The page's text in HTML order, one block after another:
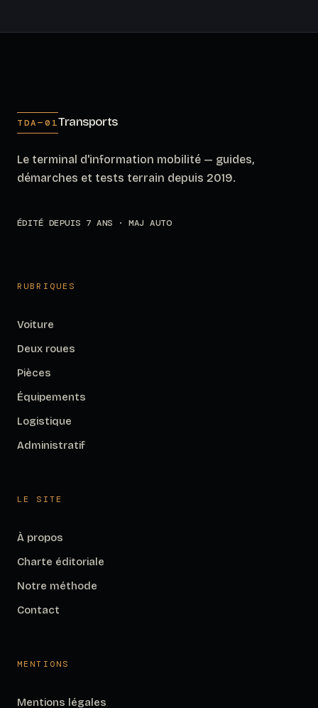
TDA—01Transports
Le terminal d'information mobilité — guides,
démarches et tests terrain depuis 2019.
ÉDITÉ DEPUIS 7 ANS · MAJ AUTO
RUBRIQUES
Voiture
Deux roues
Pièces
Équipements
Logistique
Administratif
LE SITE
À propos
Charte éditoriale
Notre méthode
Contact
MENTIONS
Mentions légales